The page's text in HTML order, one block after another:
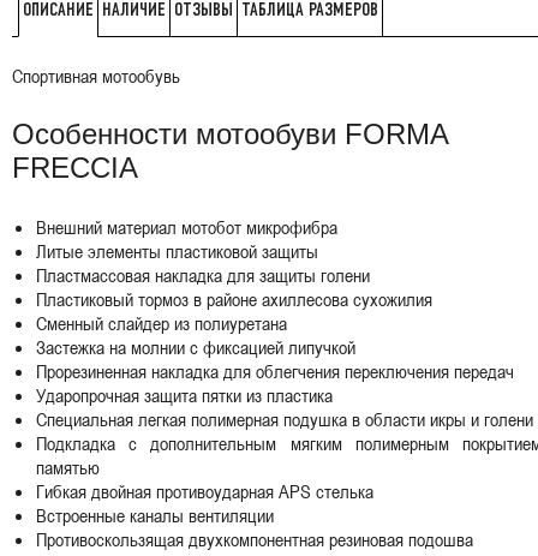
ОПИСАНИЕ НАЛИЧИЕ ОТЗЫВЫ ТАБЛИЦА РАЗМЕРОВ
Спортивная мотообувь
Особенности мотообуви FORMA
FRECCIA
Внешний материал мотобот микрофибра
Литые элементы пластиковой защиты
Пластмассовая накладка для защиты голени
Пластиковый тормоз в районе ахиллесова сухожилия
Сменный слайдер из полиуретана
Застежка на молнии с фиксацией липучкой
Прорезиненная накладка для облегчения переключения передач
Ударопрочная защита пятки из пластика
Специальная легкая полимерная подушка в области икры и голени
Подкладка с дополнительным мягким полимерным
памятью
Гибкая двойная противоударная APS стелька
Встроенные каналы вентиляции
Противоскользящая двухкомпонентная резиновая подошва